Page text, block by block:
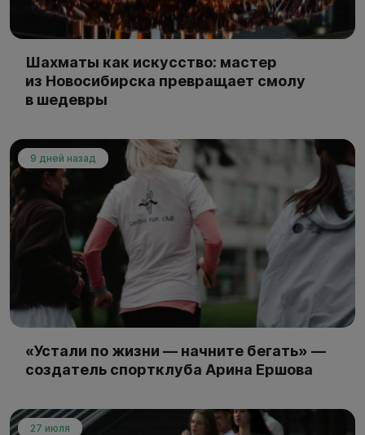
Шахматы как искусство: мастер
из Новосибирска превращает смолу
в шедевры
9 дней назад
«Устали по жизни — начните бегать» —
создатель спортклуба Арина Ершова
27 июля